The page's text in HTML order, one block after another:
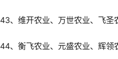
43、维开农业、万世农业、飞圣
44、衡飞农业、元盛农业、辉领